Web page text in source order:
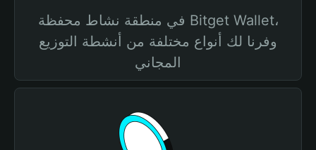
في منطقة نشاط محفظة Bitget Wallet،
وفرنا لك أنواع مختلفة من أنشطة التوزيع
المجاني